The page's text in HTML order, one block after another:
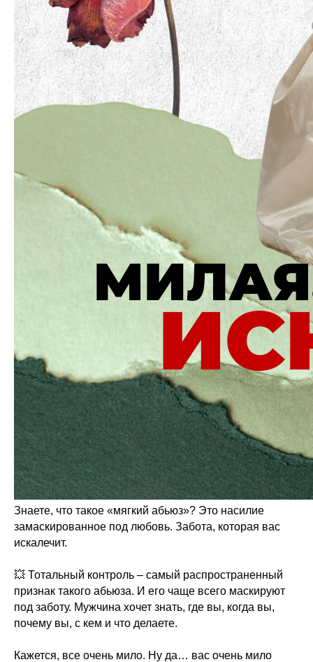
Знаете, что такое «мягкий абьюз»? Это насилие
замаскированное под любовь. Забота, которая вас
искалечит.
💥 Тотальный контроль – самый распространенный
признак такого абьюза. И его чаще всего маскируют
под заботу. Мужчина хочет знать, где вы, когда вы,
почему вы, с кем и что делаете.
Кажется, все очень мило. Ну да… вас очень мило